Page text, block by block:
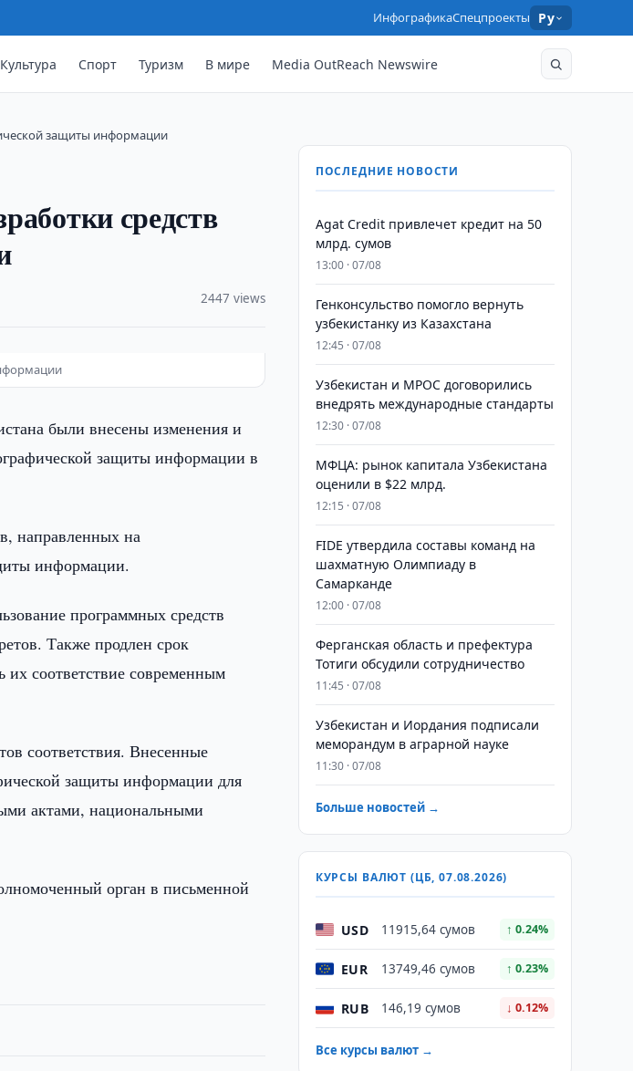
ИнфографикаСпецпроекты Ру
Культура Спорт Туризм В мире Media OutReach Newswire
защиты информации
средств
2447 views
были внесены изменения и
защиты информации в
направленных на
информации.
программных средств
Также продлен срок
их соответствие современным
соответствия. Внесенные
защиты информации для
актами, национальными
орган в письменной
ПОСЛЕДНИЕ НОВОСТИ
Agat Credit привлечет кредит на 50
млрд. сумов
13:00 · 07/08
Генконсульство помогло вернуть
узбекистанку из Казахстана
12:45 · 07/08
Узбекистан и MPOC договорились
внедрять международные стандарты
12:30 · 07/08
МФЦА: рынок капитала Узбекистана
оценили в $22 млрд.
12:15 · 07/08
FIDE утвердила составы команд на
шахматную Олимпиаду в
Самарканде
12:00 · 07/08
Ферганская область и префектура
Тотиги обсудили сотрудничество
11:45 · 07/08
Узбекистан и Иордания подписали
меморандум в аграрной науке
11:30 · 07/08
Больше новостей →
КУРСЫ ВАЛЮТ (ЦБ, 07.08.2026)
USD 11915,64 сумов ↑ 0.24%
EUR 13749,46 сумов ↑ 0.23%
RUB 146,19 сумов ↓ 0.12%
Все курсы валют →